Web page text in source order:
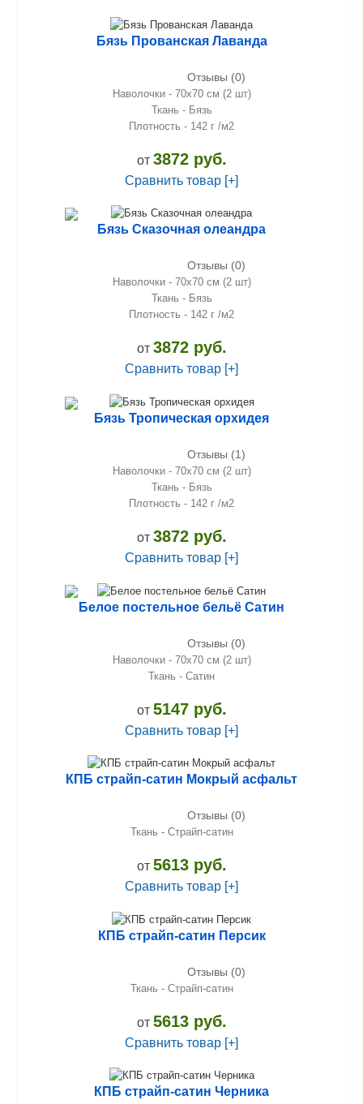
Бязь Прованская Лаванда
Отзывы (0)
Наволочки - 70х70 см (2 шт)
Ткань - Бязь
Плотность - 142 г /м2
от 3872 руб.
Сравнить товар [+]
Бязь Сказочная олеандра
Отзывы (0)
Наволочки - 70х70 см (2 шт)
Ткань - Бязь
Плотность - 142 г /м2
от 3872 руб.
Сравнить товар [+]
Бязь Тропическая орхидея
Отзывы (1)
Наволочки - 70х70 см (2 шт)
Ткань - Бязь
Плотность - 142 г /м2
от 3872 руб.
Сравнить товар [+]
Белое постельное бельё Сатин
Отзывы (0)
Наволочки - 70х70 см (2 шт)
Ткань - Сатин
от 5147 руб.
Сравнить товар [+]
КПБ страйп-сатин Мокрый асфальт
Отзывы (0)
Ткань - Страйп-сатин
от 5613 руб.
Сравнить товар [+]
КПБ страйп-сатин Персик
Отзывы (0)
Ткань - Страйп-сатин
от 5613 руб.
Сравнить товар [+]
КПБ страйп-сатин Черника